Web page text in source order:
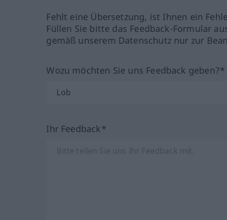
Fehlt eine Übersetzung, ist Ihnen ein
Füllen Sie bitte das Feedback-Formular
gemäß unserem Datenschutz nur zur
Wozu möchten Sie uns Feedback geben?*
Ihr Feedback*